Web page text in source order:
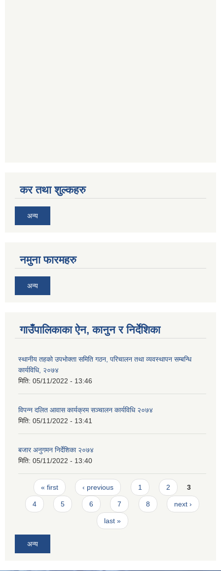
कर तथा शुल्कहरु
अन्य
नमुना फारमहरु
अन्य
गाउँपालिकाका ऐन, कानुन र निर्देशिका
स्थानीय तहको उपभोक्ता समिति गठन, परिचालन तथा व्यवस्थापन सम्बन्धि
कार्यविधि, २०७४
मिति: 05/11/2022 - 13:46
विपन्न दलित आवास कार्यक्रम सञ्चालन कार्यविधि २०७४
मिति: 05/11/2022 - 13:41
बजार अनुगमन निर्देशिका २०७४
मिति: 05/11/2022 - 13:40
Pages
« first ‹ previous 1 2 3
4 5 6 7 8 next ›
last »
अन्य